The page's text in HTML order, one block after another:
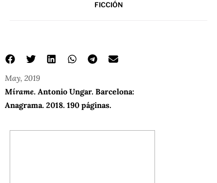
FICCIÓN
May, 2019
Mírame. Antonio Ungar. Barcelona:
Anagrama. 2018. 190 páginas.